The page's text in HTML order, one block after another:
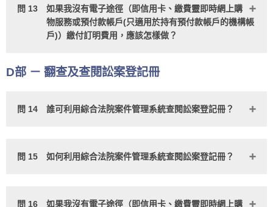
問 13
如果我沒有電子途徑（即信用卡、繳費靈即時網上購
物服務或預付款帳戶(只適用於持有預付款帳戶的機構帳
戶)）繳付訂明費用，應該怎樣做？
D部 － 翻查及查閱訟案登記冊
問 14 誰可利用綜合法院案件管理系統查閱訟案登記冊？
問 15 如何利用綜合法院案件管理系統查閱訟案登記冊？
問 16
如果我沒有電子途徑（即信用卡、繳費靈即時網上購